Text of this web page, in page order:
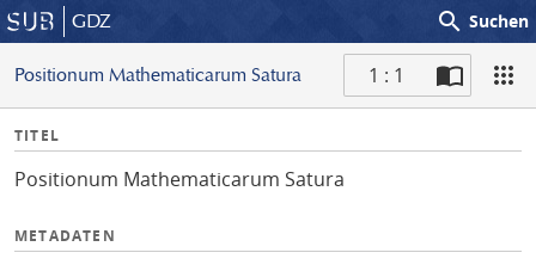
GDZ search Suchen
Positionum Mathematicarum Satura 1 : 1
I
f
TITEL
Positionum Mathematicarum Satura
METADATEN